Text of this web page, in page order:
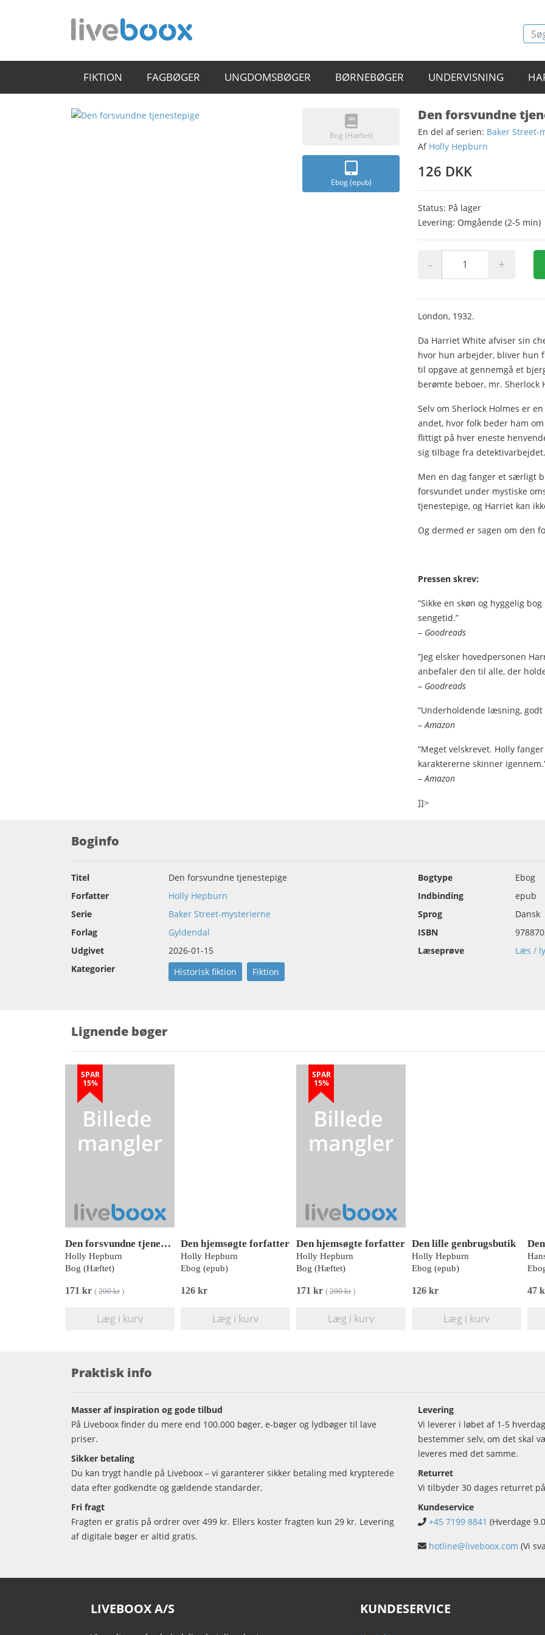
FIKTION FAGBØGER UNGDOMSBØGER BØRNEBØGER UNDERVISNING
Bog (Hæftet)
Ebog (epub)
Den forsvundne
En del af serien: Baker Street-
Af Holly Hepburn
126 DKK
Status: På lager
Levering: Omgående (2-5 min)
- +
London, 1932.
Da Harriet White afviser sin
hvor hun arbejder, bliver hun
til opgave at gennemgå et
berømte beboer, mr. Sherlock
Selv om Sherlock Holmes er
andet, hvor folk beder ham
flittigt på hver eneste
sig tilbage fra detektivarbejdet.
Men en dag fanger et særligt
forsvundet under mystiske
tjenestepige, og Harriet kan
Og dermed er sagen om den
Pressen skrev:
”Sikke en skøn og hyggelig
sengetid.”
– Goodreads
”Jeg elsker hovedpersonen
anbefaler den til alle, der
– Goodreads
”Underholdende læsning,
–Amazon
”Meget velskrevet. Holly
karaktererne skinner
–Amazon
]]>
Boginfo
Titel
Den forsvundne tjenestepige
Forfatter
Holly Hepburn
Serie
Baker Street-mysterierne
Forlag
Gyldendal
Udgivet
2026-01-15
Kategorier
Historisk fiktion Fiktion
Bogtype
Ebog
Indbinding
epub
Sprog
Dansk
ISBN
Læseprøve
Læs /
Lignende bøger
SPAR
15%
Den forsvundne tjenestepige
Holly Hepburn
Bog (Hæftet)
171 kr ( 200 kr)
Læg i kurv
Den hjemsøgte forfatter
Holly Hepburn
Ebog (epub)
126 kr
Læg i kurv
SPAR
15%
Den hjemsøgte forfatter
Holly Hepburn
Bog (Hæftet)
171 kr ( 200 kr)
Læg i kurv
Den lille genbrugsbutik
Holly Hepburn
Ebog (epub)
126 kr
Læg i kurv
47
Praktisk info
Masser af inspiration og gode tilbud
På Liveboox finder du mere end 100.000 bøger, e-bøger og lydbøger til lave
priser.
Sikker betaling
Du kan trygt handle på Liveboox – vi garanterer sikker betaling med krypterede
data efter godkendte og gældende standarder.
Fri fragt
Fragten er gratis på ordrer over 499 kr. Ellers koster fragten kun 29 kr. Levering
af digitale bøger er altid gratis.
Levering
Vi leverer i løbet af 1-5
bestemmer selv, om det skal
leveres med det samme.
Returret
Vi tilbyder 30 dages returret
Kundeservice
+45 7199 8841 (Hverdage
hotline@liveboox.com (Vi
LIVEBOOX A/S KUNDESERVICE